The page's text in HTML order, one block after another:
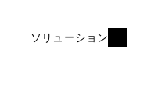
ソリューション